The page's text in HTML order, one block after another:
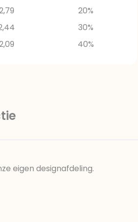
20%
30%
40%
eigen designafdeling.